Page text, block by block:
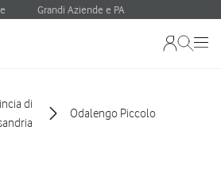
Grandi Aziende e PA
di
Odalengo Piccolo